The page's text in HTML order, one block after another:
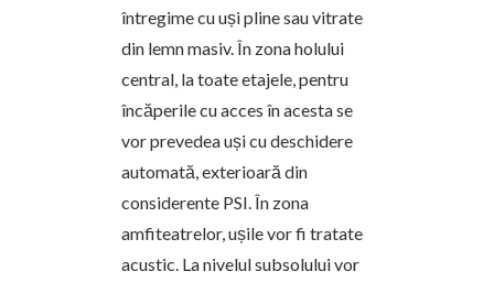
întregime cu uși pline sau vitrate
din lemn masiv. În zona holului
central, la toate etajele, pentru
încăperile cu acces în acesta se
vor prevedea uși cu deschidere
automată, exterioară din
considerente PSI. În zona
amfiteatrelor, ușile vor fi tratate
acustic. La nivelul subsolului vor